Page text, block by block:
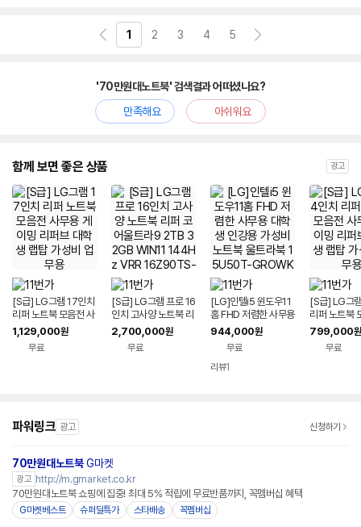
1 2 3 4 5
'70만원대노트북' 검색결과 어떠셨나요?
만족해요
아쉬워요
함께 보면 좋은 상품 광고
[S급] LG그램 17인치
리퍼 노트북 모음전 사
무용 게이밍 리퍼브 대
학생 랩탑 가성비 업무
1,129,000원
무료
[S급] LG그램 프로 16
인치 고사양 노트북 리
퍼 코어울트라9 2TB
32GB WIN11 144H
z VRR 16Z90TS-G.
2,700,000원
무료
[LG]인텔i5 윈도우11
홈 FHD 저렴한 사무용
대학생 인강용 가성비
노트북 울트라북 15U
50T-GROWK
944,000원
무료
리뷰1
[S급] LG그
리퍼 노트북
무용 게이밍
학생 랩탑 가
799,000원
무료
파워링크 광고 신청하기
70만원대노트북G마켓
광고 http://m.gmarket.co.kr
70만원대노트북 쇼핑에 집중! 최대 5% 적립에 무료반품까지, 꼭멤버십 혜택
G마켓베스트 슈퍼딜특가 스타배송 꼭멤버십